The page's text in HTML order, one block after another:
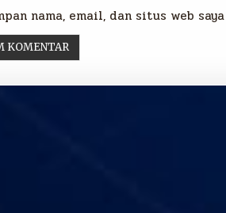
nama, email, dan situs web